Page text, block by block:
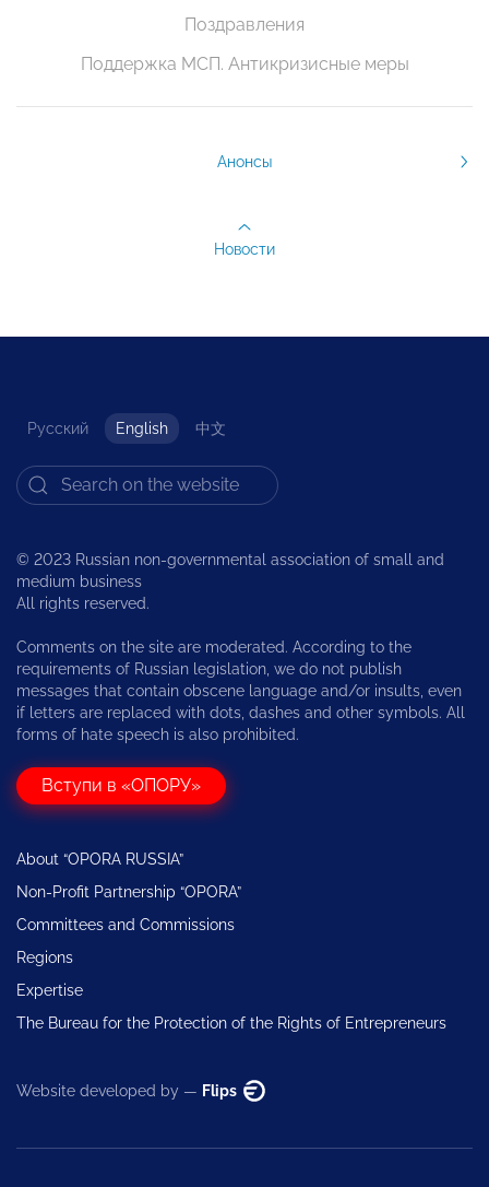
Поздравления
Поддержка МСП. Антикризисные меры
Анонсы
Новости
Русский English 中文
© 2023 Russian non-governmental association of small and
medium business
All rights reserved.
Comments on the site are moderated. According to the
requirements of Russian legislation, we do not publish
messages that contain obscene language and/or insults, even
if letters are replaced with dots, dashes and other symbols. All
forms of hate speech is also prohibited.
Вступи в «ОПОРУ»
About “OPORA RUSSIA”
Non-Profit Partnership “OPORA”
Committees and Commissions
Regions
Expertise
The Bureau for the Protection of the Rights of Entrepreneurs
Website developed by — Flips